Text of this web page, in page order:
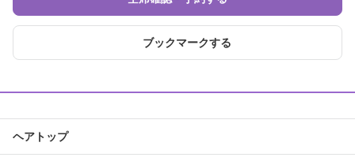
ブックマークする
ヘアトップ